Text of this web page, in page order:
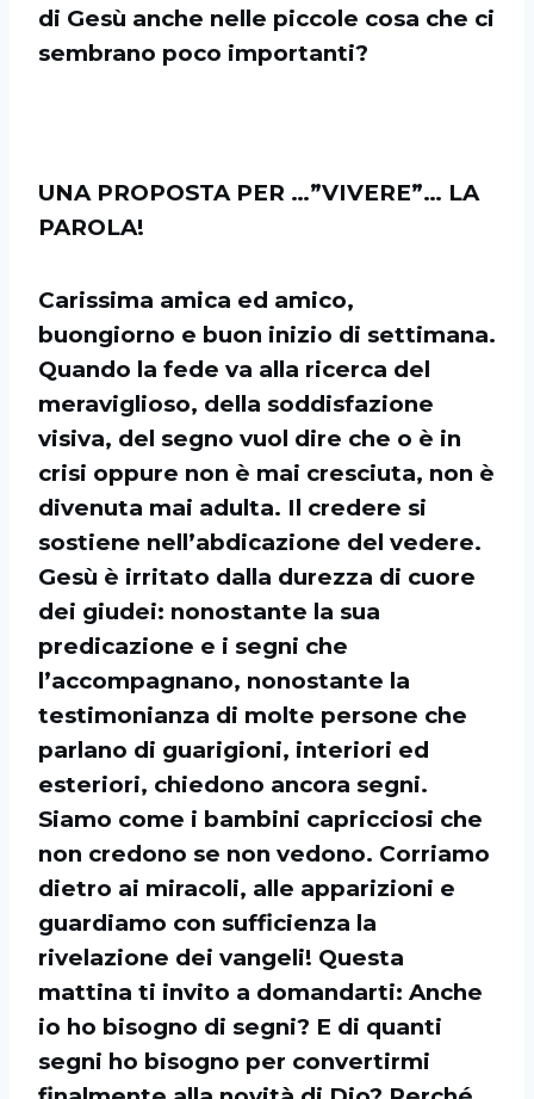
di Gesù anche nelle piccole cosa che ci
sembrano poco importanti?
UNA PROPOSTA PER …”VIVERE”… LA
PAROLA!
Carissima amica ed amico,
buongiorno e buon inizio di settimana.
Quando la fede va alla ricerca del
meraviglioso, della soddisfazione
visiva, del segno vuol dire che o è in
crisi oppure non è mai cresciuta, non è
divenuta mai adulta. Il credere si
sostiene nell’abdicazione del vedere.
Gesù è irritato dalla durezza di cuore
dei giudei: nonostante la sua
predicazione e i segni che
l’accompagnano, nonostante la
testimonianza di molte persone che
parlano di guarigioni, interiori ed
esteriori, chiedono ancora segni.
Siamo come i bambini capricciosi che
non credono se non vedono. Corriamo
dietro ai miracoli, alle apparizioni e
guardiamo con sufficienza la
rivelazione dei vangeli! Questa
mattina ti invito a domandarti: Anche
io ho bisogno di segni? E di quanti
segni ho bisogno per convertirmi